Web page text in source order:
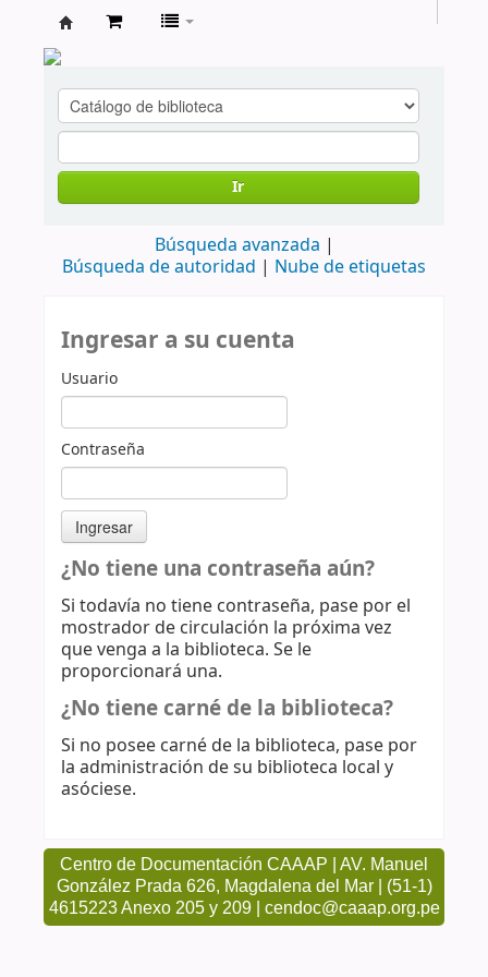
cendoc
Ir
Búsqueda avanzada
Búsqueda de autoridad
Nube de etiquetas
Ingresar a su cuenta
Usuario
Contraseña
¿No tiene una contraseña aún?
Si todavía no tiene contraseña, pase por el
mostrador de circulación la próxima vez
que venga a la biblioteca. Se le
proporcionará una.
¿No tiene carné de la biblioteca?
Si no posee carné de la biblioteca, pase por
la administración de su biblioteca local y
asóciese.
Centro de Documentación CAAAP | AV. Manuel
González Prada 626, Magdalena del Mar | (51-1)
4615223 Anexo 205 y 209 | cendoc@caaap.org.pe